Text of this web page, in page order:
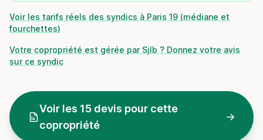
Voir les tarifs réels des syndics à Paris 19 (médiane et
fourchettes)
Votre copropriété est gérée par Sjlb ? Donnez votre avis
sur ce syndic
Voir les 15 devis pour cette
copropriété